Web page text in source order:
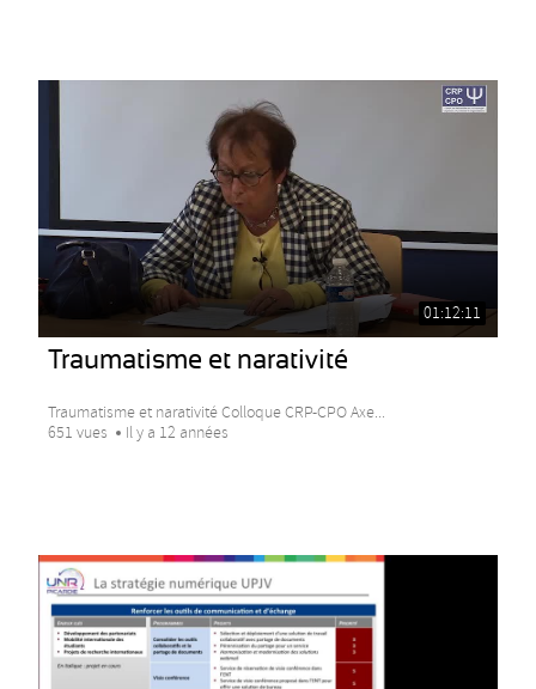
01:12:11
Traumatisme et narativité
Traumatisme et narativité Colloque CRP-CPO Axe...
651 vues
Il y a 12 années